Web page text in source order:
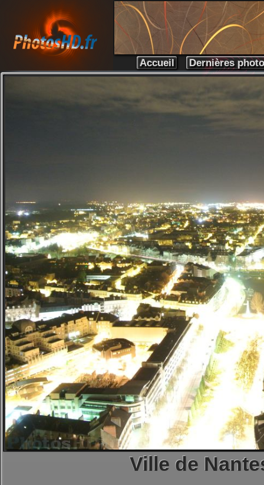
Accueil Dernières
Ville de